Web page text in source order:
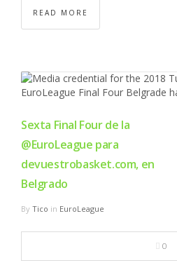
READ MORE
Sexta Final Four de la
@EuroLeague para
devuestrobasket.com, en
Belgrado
By Tico in EuroLeague
0